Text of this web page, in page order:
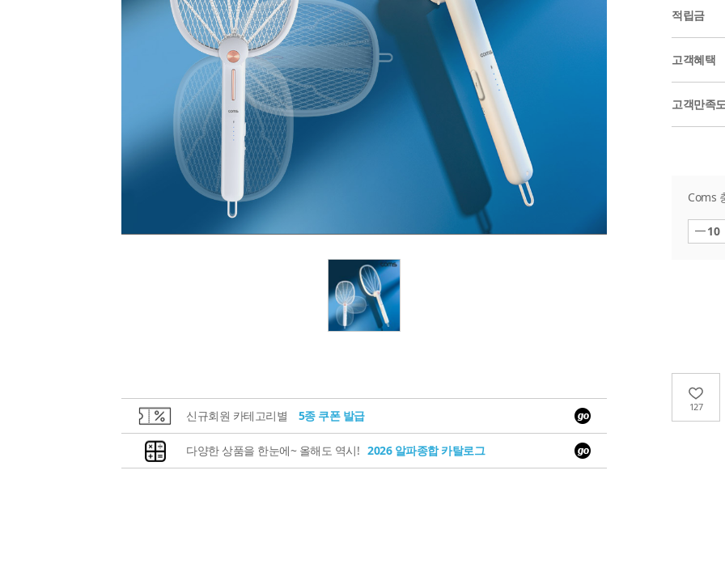
신규회원 카테고리별 5종 쿠폰 발급
다양한 상품을 한눈에~ 올해도 역시! 2026 알파종합 카탈로그
적립금
고객혜택
고객만족
Coms
10
127